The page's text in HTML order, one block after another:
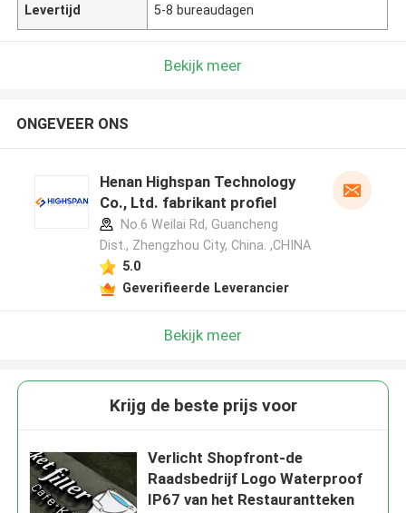
Levertijd 5-8 bureaudagen
Bekijk meer
ONGEVEER ONS
Henan Highspan Technology
Co., Ltd. fabrikant profiel
No.6 Weilai Rd, Guancheng
Dist., Zhengzhou City, China. ,CHINA
5.0
Geverifieerde Leverancier
Bekijk meer
Krijg de beste prijs voor
Verlicht Shopfront-de
Raadsbedrijf Logo Waterproof
IP67 van het Restaurantteken